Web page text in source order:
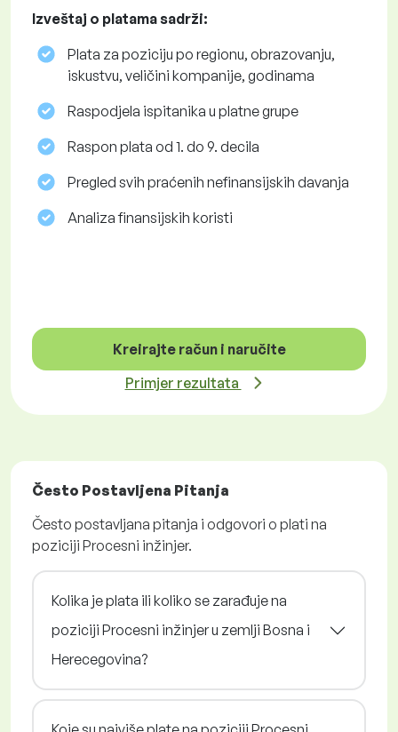
Izveštaj o platama sadrži:
Plata za poziciju po regionu, obrazovanju,
iskustvu, veličini kompanije, godinama
Raspodjela ispitanika u platne grupe
Raspon plata od 1. do 9. decila
Pregled svih praćenih nefinansijskih davanja
Analiza finansijskih koristi
Kreirajte račun i naručite
Primjer rezultata
Često Postavljena Pitanja
Često postavljana pitanja i odgovori o plati na
poziciji Procesni inžinjer.
Kolika je plata ili koliko se zarađuje na
poziciji Procesni inžinjer u zemlji Bosna i
Herecegovina?